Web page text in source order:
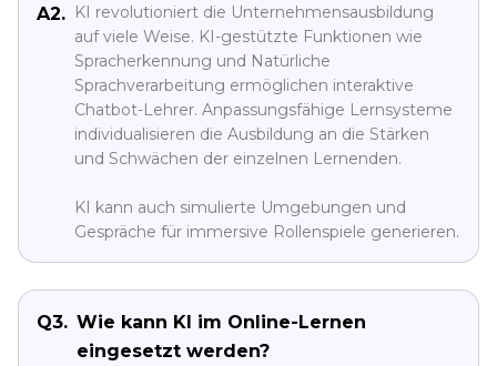
A2. KI revolutioniert die Unternehmensausbildung
auf viele Weise. KI-gestützte Funktionen wie
Spracherkennung und Natürliche
Sprachverarbeitung ermöglichen interaktive
Chatbot-Lehrer. Anpassungsfähige Lernsysteme
individualisieren die Ausbildung an die Stärken
und Schwächen der einzelnen Lernenden.
KI kann auch simulierte Umgebungen und
Gespräche für immersive Rollenspiele generieren.
Q3. Wie kann KI im Online-Lernen
eingesetzt werden?